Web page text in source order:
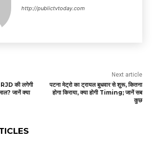
http://publictvtoday.com
RJD की लगेगी
जानें क्या
Next article
पटना मेट्रो का ट्रायल बुधवार से शुरू, कितना
होगा किराया, क्या होगी Timing; जानें सब
कुछ